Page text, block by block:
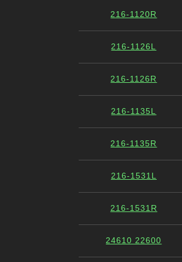
216-1120R
216-1126L
216-1126R
216-1135L
216-1135R
216-1531L
216-1531R
24610 22600